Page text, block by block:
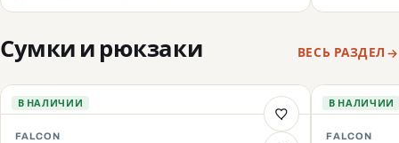
Сумки и рюкзаки ВЕСЬ РАЗДЕЛ
В НАЛИЧИИ
FALCON
В НАЛИЧИИ
FALCON